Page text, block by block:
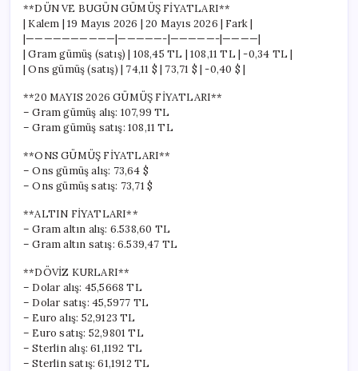
**DÜN VE BUGÜN GÜMÜŞ FİYATLARI**
| Kalem | 19 Mayıs 2026 | 20 Mayıs 2026 | Fark |
|——————————|—————-|—————-|————|
| Gram gümüş (satış) | 108,45 TL | 108,11 TL | -0,34 TL |
| Ons gümüş (satış) | 74,11 $ | 73,71 $ | -0,40 $ |
**20 MAYIS 2026 GÜMÜŞ FİYATLARI**
– Gram gümüş alış: 107,99 TL
– Gram gümüş satış: 108,11 TL
**ONS GÜMÜŞ FİYATLARI**
– Ons gümüş alış: 73,64 $
– Ons gümüş satış: 73,71 $
**ALTIN FİYATLARI**
– Gram altın alış: 6.538,60 TL
– Gram altın satış: 6.539,47 TL
**DÖVİZ KURLARI**
– Dolar alış: 45,5668 TL
– Dolar satış: 45,5977 TL
– Euro alış: 52,9123 TL
– Euro satış: 52,9801 TL
– Sterlin alış: 61,1192 TL
– Sterlin satış: 61,1912 TL